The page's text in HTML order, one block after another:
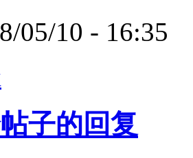
05/10 - 16:35
子的回复